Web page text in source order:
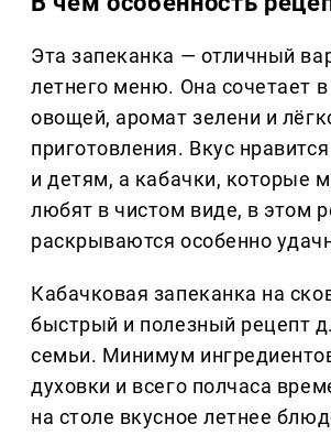
Эта запеканка — отличный
летнего меню. Она сочетает в
овощей, аромат зелени и
приготовления. Вкус
и детям, а кабачки, которые
любят в чистом виде, в этом
раскрываются особенно
Кабачковая запеканка на
быстрый и полезный рецепт
семьи. Минимум
духовки и всего полчаса
на столе вкусное летнее